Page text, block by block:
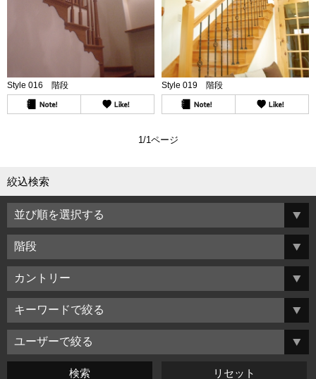
Style 016 階段 Style 019 階段
1/1ページ
絞込検索